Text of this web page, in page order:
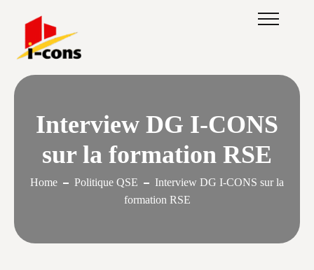
Interview DG I-CONS
sur la formation RSE
Home Politique QSE
Interview DG I-CONS sur la
formation RSE